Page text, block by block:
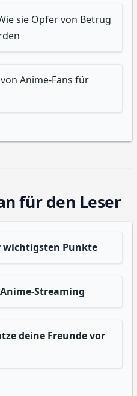
sie Opfer von Betrug
von Anime-Fans für
für den Leser
wichtigsten Punkte
Streaming
deine Freunde vor